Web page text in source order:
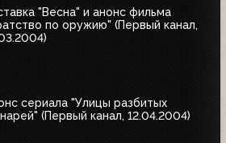
"Весна" и анонс фильма
по оружию" (Первый канал,
сериала "Улицы разбитых
(Первый канал, 12.04.2004)